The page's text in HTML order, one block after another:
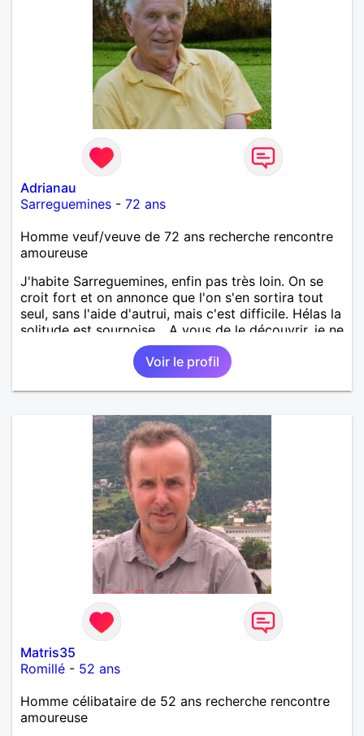
Adrianau
Sarreguemines - 72 ans
Homme veuf/veuve de 72 ans recherche rencontre
amoureuse
J'habite Sarreguemines, enfin pas très loin. On se
croit fort et on annonce que l'on s'en sortira tout
seul, sans l'aide d'autrui, mais c'est difficile. Hélas la
solitude est sournoise... A vous de le découvrir, je ne
serais peut-être pas objectif. Rencontrer pour
débuter, partager ensuite si le "feeling" se présente.
Voir le profil
Matris35
Romillé - 52 ans
Homme célibataire de 52 ans recherche rencontre
amoureuse